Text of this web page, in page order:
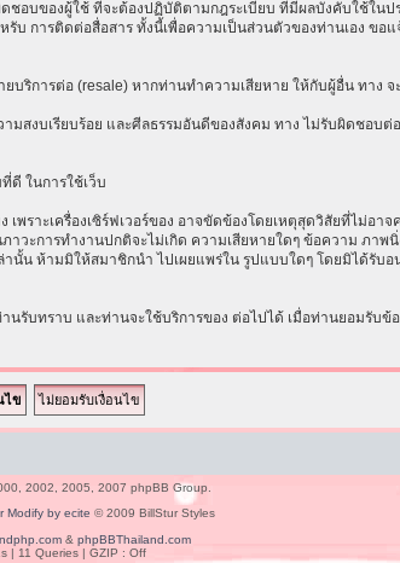
อบของผู้ใช้ ที่จะต้องปฏิบัติตามกฎระเบียบ ที่มีผลบังคับใช้ในป
การติดต่อสื่อสาร ทั้งนี้เพื่อความเป็นส่วนตัวของท่านเอง ขอ
บริการต่อ (resale) หากท่านทำความเสียหาย ให้กับผู้อื่น ทาง
งบเรียบร้อย และศีลธรรมอันดีของสังคม ทาง ไม่รับผิดชอบ
ดี ในการใช้เว็บ
ราะเครื่องเซิร์ฟเวอร์ของ อาจขัดข้องโดยเหตุสุดวิสัยที่ไม่อ
ะการทำงานปกติจะไม่เกิด ความเสียหายใดๆ ข้อความ ภาพ
น ห้ามมิให้สมาชิกนำ ไปเผยแพร่ใน รูปแบบใดๆ โดยมิได้รับ
รับทราบ และท่านจะใช้บริการของ ต่อไปได้ เมื่อท่านยอมรับ
2002, 2005, 2007 phpBB Group.
Modify by ecite © 2009 BillStur Styles
&phpBBThailand.com
| 11 Queries | GZIP : Off